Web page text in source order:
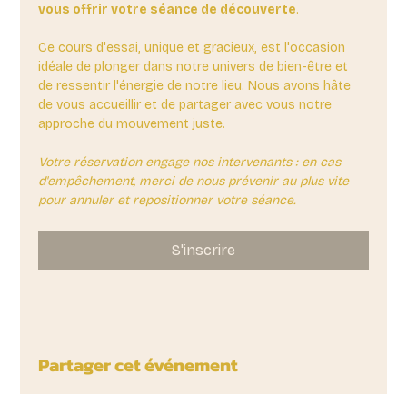
vous offrir votre séance de découverte.
Ce cours d'essai, unique et gracieux, est l'occasion
idéale de plonger dans notre univers de bien-être et
de ressentir l'énergie de notre lieu. Nous avons hâte
de vous accueillir et de partager avec vous notre
approche du mouvement juste.
Votre réservation engage nos intervenants : en cas
d'empêchement, merci de nous prévenir au plus vite
pour annuler et repositionner votre séance.
S'inscrire
Partager cet événement